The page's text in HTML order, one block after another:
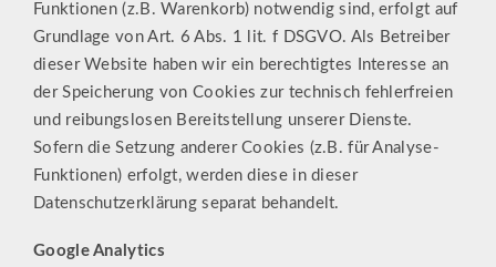
Funktionen (z.B. Warenkorb) notwendig sind, erfolgt auf
Grundlage von Art. 6 Abs. 1 lit. f DSGVO. Als Betreiber
dieser Website haben wir ein berechtigtes Interesse an
der Speicherung von Cookies zur technisch fehlerfreien
und reibungslosen Bereitstellung unserer Dienste.
Sofern die Setzung anderer Cookies (z.B. für Analyse-
Funktionen) erfolgt, werden diese in dieser
Datenschutzerklärung separat behandelt.
Google Analytics